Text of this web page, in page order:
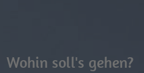
Wohin soll's gehen?